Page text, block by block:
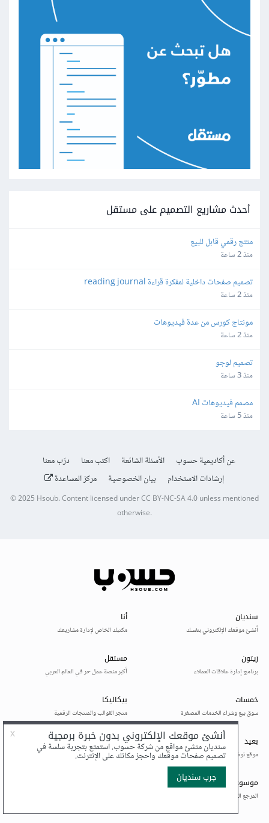
أحدث مشاريع التصميم على مستقل
منتج رقمي قابل للبيع
منذ 2 ساعة
تصميم صفحات داخلية لمفكرة قراءة reading journal
منذ 2 ساعة
مونتاج كورس من عدة فيديوهات
منذ 2 ساعة
تصميم لوجو
منذ 3 ساعة
مصمم فيديوهات AI
منذ 5 ساعة
عن أكاديمية حسوب الأسئلة الشائعة اكتب معنا
درّب معنا
إرشادات الاستخدام
بيان الخصوصية مركز المساعدة
© 2025 Hsoub.Content licensed underCC BY-NC-SA 4.0unless mentioned
otherwise.